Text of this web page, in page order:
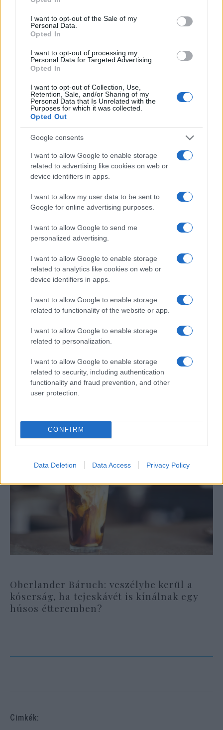
use your data for below specified purposes in below Google
consent section.
I want to opt-out of the Sale of my
Personal Data.
Opted In
I want to opt-out of processing my
Personal Data for Targeted Advertising.
Opted In
I want to opt-out of Collection, Use,
Retention, Sale, and/or Sharing of my
Personal Data that Is Unrelated with the
Purposes for which it was collected.
Opted Out
Google consents
I want to allow Google to enable storage
related to advertising like cookies on web or
device identifiers in apps.
I want to allow my user data to be sent to
Google for online advertising purposes.
I want to allow Google to send me
personalized advertising.
I want to allow Google to enable storage
related to analytics like cookies on web or
device identifiers in apps.
I want to allow Google to enable storage
related to functionality of the website or app.
I want to allow Google to enable storage
related to personalization.
I want to allow Google to enable storage
related to security, including authentication
functionality and fraud prevention, and other
user protection.
CONFIRM
Data Deletion Data Access Privacy Policy
Egy különleges családi járattal 140 új
alijázó érkezett Izraelbe
Óriási meglepetés várta a Hapoel Tel-
Aviv szurkolóit Miskolcon
Oberlander Báruch: veszélybe kerül a
kóserság, ha tejeskávét is kínálnak egy
húsos étteremben?
Cimkék: